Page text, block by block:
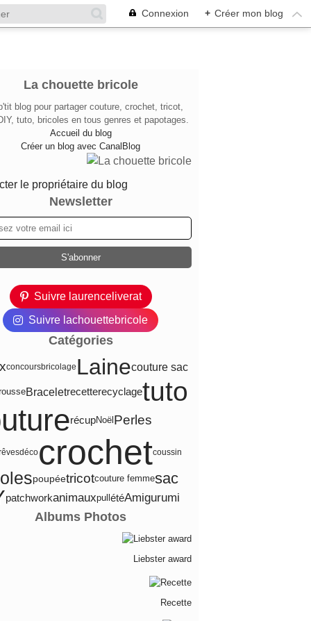
Connexion + Créer mon blog
La chouette bricole
blog pour partager couture, crochet, tricot,
tuto, bricoles en tous genres et papotages.
Accueil du blog
Créer un blog avec CanalBlog
le propriétaire du blog
Newsletter
Suivre laurenceliverat
Suivre lachouettebricole
Catégories
concoursbricolage Lainecouture sac
Braceletrecetterecyclagetuto
récupNoël Perles
décocrochetcoussin
poupéetricotcouture femmesac
patchworkanimauxpullétéAmigurumi
Albums Photos
Liebster award
Recette